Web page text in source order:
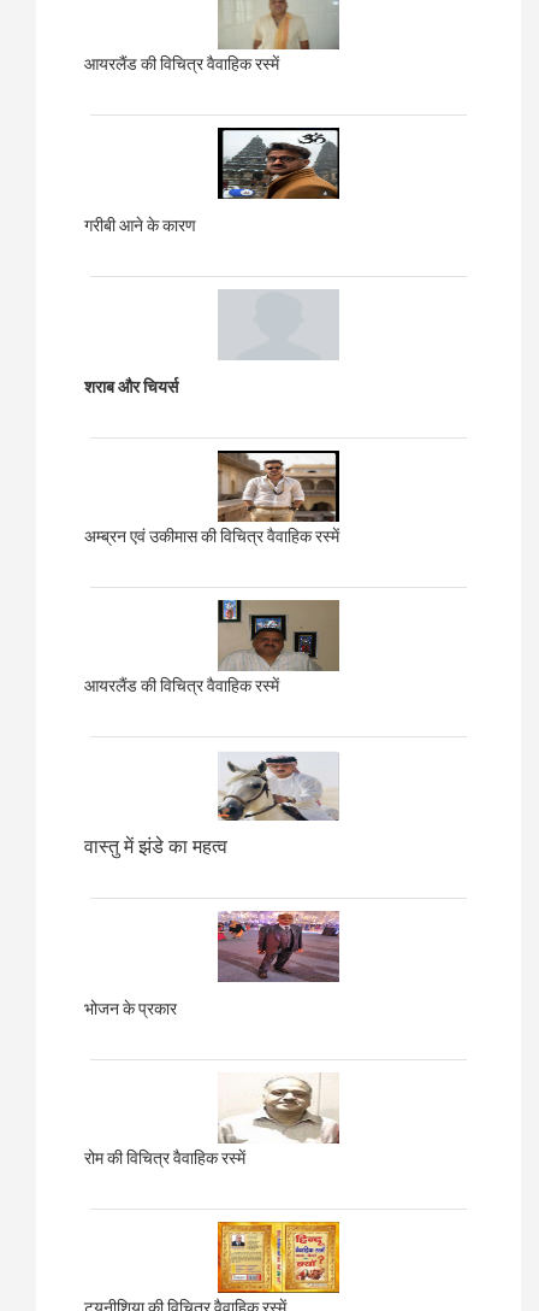
आयरलैंड की विचित्र वैवाहिक रस्में
गरीबी आने के कारण
शराब और चियर्स
अम्ब्रन एवं उकीमास की विचित्र वैवाहिक रस्में
आयरलैंड की विचित्र वैवाहिक रस्में
वास्तु में झंडे का महत्व
भोजन के प्रकार
रोम की विचित्र वैवाहिक रस्में
ट्यूनीशिया की विचित्र वैवाहिक रस्में